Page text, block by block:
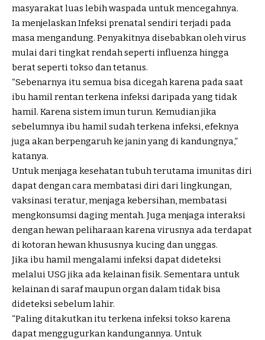
masyarakat luas lebih waspada untuk mencegahnya.
Ia menjelaskan Infeksi prenatal sendiri terjadi pada
masa mengandung. Penyakitnya disebabkan oleh virus
mulai dari tingkat rendah seperti influenza hingga
berat seperti tokso dan tetanus.
“Sebenarnya itu semua bisa dicegah karena pada saat
ibu hamil rentan terkena infeksi daripada yang tidak
hamil. Karena sistem imun turun. Kemudian jika
sebelumnya ibu hamil sudah terkena infeksi, efeknya
juga akan berpengaruh ke janin yang di kandungnya,”
katanya.
Untuk menjaga kesehatan tubuh terutama imunitas diri
dapat dengan cara membatasi diri dari lingkungan,
vaksinasi teratur, menjaga kebersihan, membatasi
mengkonsumsi daging mentah. Juga menjaga interaksi
dengan hewan peliharaan karena virusnya ada terdapat
di kotoran hewan khususnya kucing dan unggas.
Jika ibu hamil mengalami infeksi dapat dideteksi
melalui USG jika ada kelainan fisik. Sementara untuk
kelainan di saraf maupun organ dalam tidak bisa
dideteksi sebelum lahir.
“Paling ditakutkan itu terkena infeksi tokso karena
dapat menggugurkan kandungannya. Untuk